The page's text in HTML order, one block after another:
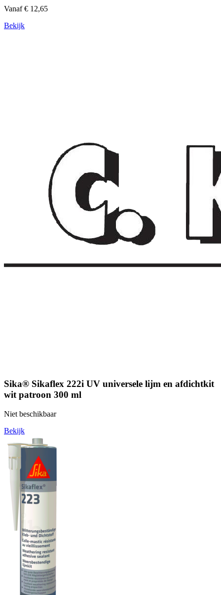
Vanaf € 12,65
Bekijk
Sika® Sikaflex 222i UV universele lijm en afdichtkit
wit patroon 300 ml
Niet beschikbaar
Bekijk